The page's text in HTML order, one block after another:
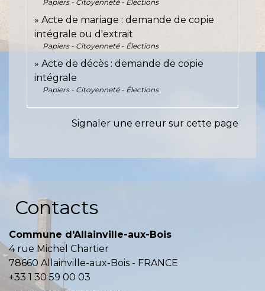
Papiers - Citoyenneté - Élections
Acte de mariage : demande de copie
intégrale ou d'extrait
Papiers - Citoyenneté - Élections
Acte de décès : demande de copie
intégrale
Papiers - Citoyenneté - Élections
Signaler une erreur sur cette page
Contacts
Commune d'Allainville-aux-Bois
4 rue Michel Chartier
78660 Allainville-aux-Bois - FRANCE
+33 1 30 59 00 03